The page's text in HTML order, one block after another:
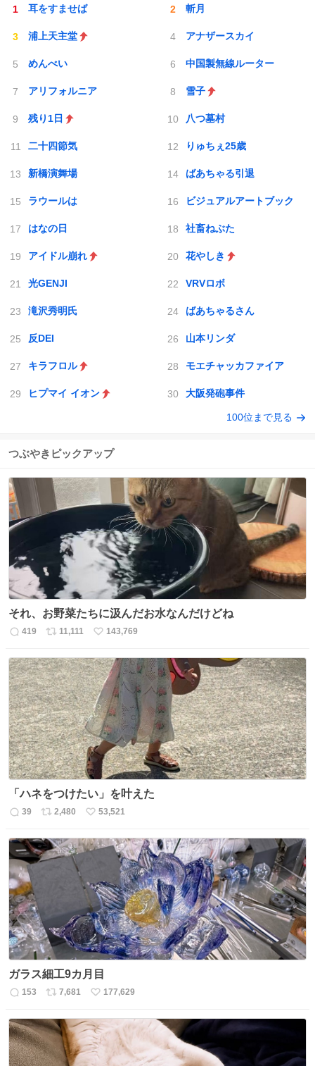
耳をすませば 斬月
浦上天主堂 アナザースカイ
めんべい 中国製無線ルーター
アリフォルニア 雪子
残り1日 八つ墓村
二十四節気 りゅちぇ25歳
新橋演舞場 ばあちゃる引退
ラウールは ビジュアルアートブック
はなの日 社畜ねぶた
アイドル崩れ 花やしき
光GENJI VRVロボ
滝沢秀明氏 ばあちゃるさん
反DEI 山本リンダ
キラフロル モエチャッカファイア
ヒプマイ イオン 大阪発砲事件
100位まで見る
つぶやきピックアップ
それ、お野菜たちに汲んだお水なんだけどね
返
数
419
リ
ス
ト
数
11,111
い
ね
数
143,769
「ハネをつけたい」を叶えた
返
数
39
リ
ス
ト
2,480
い
ね
53,521
ガラス細工9カ月目
返
数
153
リ
ス
ト
数
7,681
い
ね
数
177,629